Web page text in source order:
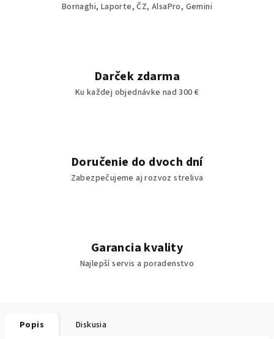
Bornaghi, Laporte, ČZ, AlsaPro, Gemini
Darček zdarma
Ku každej objednávke nad 300 €
Doručenie do dvoch dní
Zabezpečujeme aj rozvoz streliva
Garancia kvality
Najlepší servis a poradenstvo
Popis Diskusia